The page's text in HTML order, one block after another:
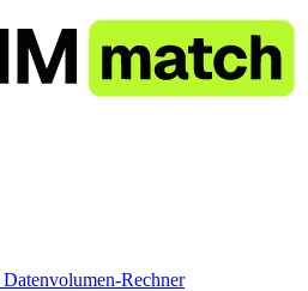
Datenvolumen-Rechner